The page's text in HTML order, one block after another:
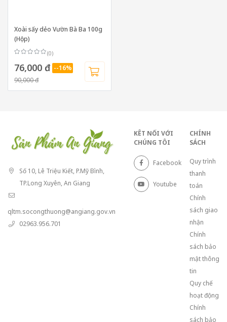
Xoài sấy dẻo Vườn Bà Ba 100g
(Hộp)
(0)
76,000 đ --16%
90,000 đ
Số 10, Lê Triệu Kiết, P.Mỹ Bình,
TP.Long Xuyên, An Giang
qltm.socongthuong@angiang.gov.vn
02963.956.701
KÊT NỐI VỚI
CHÚNG TÔI
Facebook
Youtube
CHÍNH
SÁCH
Quy trình
thanh
toán
Chính
sách giao
nhận
Chính
sách bảo
mật thông
tin
Quy chế
hoạt động
Chính
sách bảo